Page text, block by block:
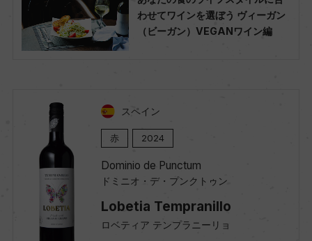
わせてワインを選ぼう ヴィーガン
（ビーガン）VEGANワイン編
スペイン
赤 2024
Dominio de Punctum
ドミニオ・デ・プンクトゥン
Lobetia Tempranillo
ロベティア テンプラニーリョ